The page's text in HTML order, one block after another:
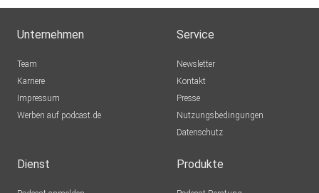
Unternehmen
Team
Karriere
Impressum
Werben auf podcast.de
Service
Newsletter
Kontakt
Presse
Nutzungsbedingungen
Datenschutz
Dienst Produkte